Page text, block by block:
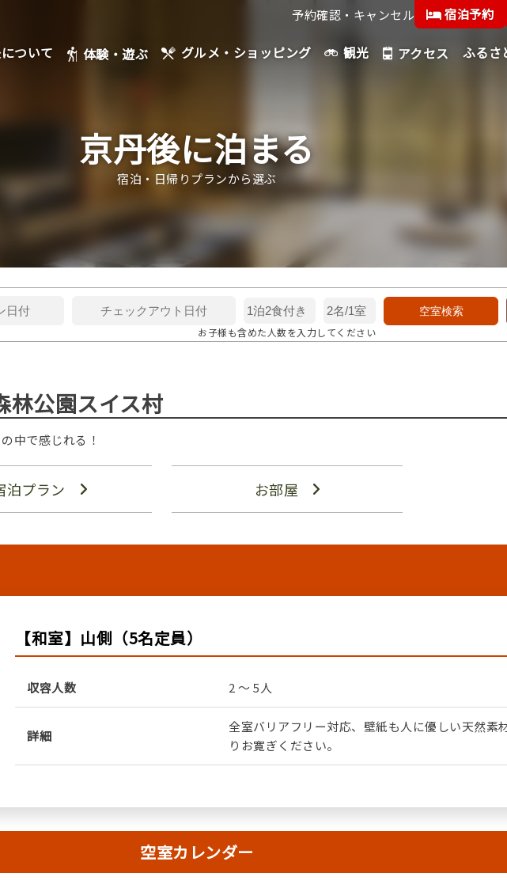
予約確認・キャンセル 宿泊予約
ついて 体験・遊ぶ グルメ・ショッピング 観光 アクセス ふるさ
京丹後に泊まる
宿泊・日帰りプランから選ぶ
お子様も含めた人数を入力してください
林公園スイス村
中で感じれる！
泊プラン お部屋
【和室】山側（5名定員）
収容人数 2 ～ 5人
詳細
全室バリアフリー対応、壁紙も人に優しい天然素
りお寛ぎください。
空室カレンダー